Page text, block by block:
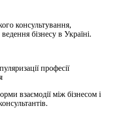
консультування,
бізнесу в Україні.
професії
взаємодії між бізнесом і